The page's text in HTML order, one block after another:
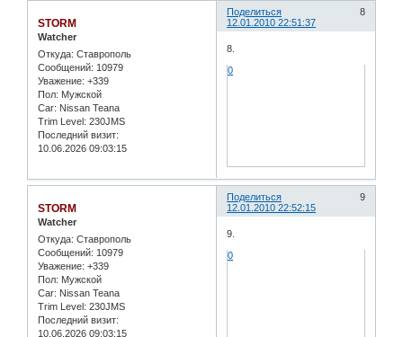
Поделиться
8
12.01.2010 22:51:37
STORM
Watcher
Откуда: Ставрополь
Сообщений: 10979
Уважение: +339
Пол: Мужской
Car: Nissan Teana
Trim Level: 230JMS
Последний визит:
10.06.2026 09:03:15
8.
0
Поделиться
9
12.01.2010 22:52:15
STORM
Watcher
Откуда: Ставрополь
Сообщений: 10979
Уважение: +339
Пол: Мужской
Car: Nissan Teana
Trim Level: 230JMS
Последний визит:
10.06.2026 09:03:15
9.
0